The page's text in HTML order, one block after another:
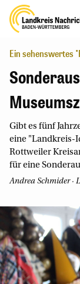
Ein sehenswertes
Gibt es fünf
eine "Landkreis-
Rottweiler
für eine
Andrea Schmider·